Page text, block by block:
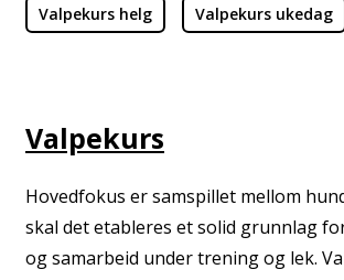
Valpekurs helg Valpekurs ukedag
Valpekurs
Hovedfokus er samspillet mellom
skal det etableres et solid grunnlag
og samarbeid under trening og lek.